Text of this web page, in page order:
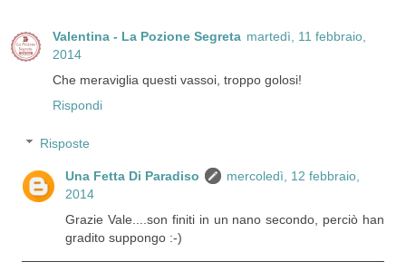
Valentina - La Pozione Segreta martedì, 11 febbraio,
2014
Che meraviglia questi vassoi, troppo golosi!
Rispondi
Risposte
Una Fetta Di Paradiso
mercoledì, 12 febbraio,
2014
Grazie Vale....son finiti in un nano secondo, perciò han
gradito suppongo :-)